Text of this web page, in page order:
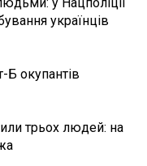
українців
окупантів
трьох людей: на